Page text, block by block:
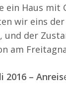
ein Haus mit
wir eins
und der
am
2016 – Anreis